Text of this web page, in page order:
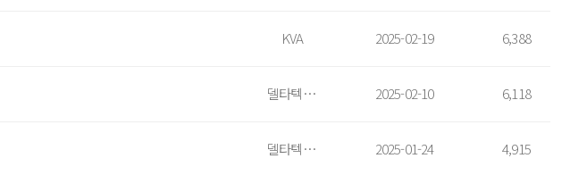
KVA 2025-02-19 6,388
델타텍코리아 2025-02-10 6,118
델타텍코리아 2025-01-24 4,915